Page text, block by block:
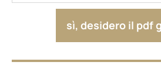
sì, desidero il pdf